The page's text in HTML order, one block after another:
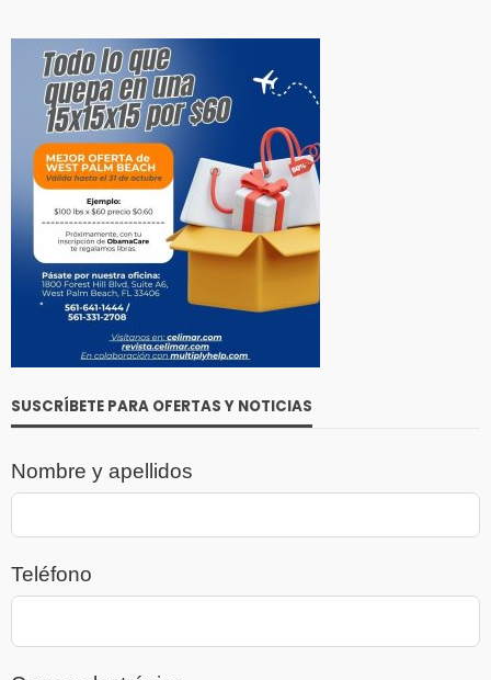
SUSCRÍBETE PARA OFERTAS Y NOTICIAS
Nombre y apellidos
Teléfono